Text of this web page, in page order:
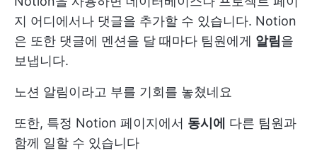
지 어디에서나 댓글을 추가할 수 있습니다. Notion
은 또한 댓글에 멘션을 달 때마다 팀원에게 알림을
보냅니다.
노션 알림이라고 부를 기회를 놓쳤네요
또한, 특정 Notion 페이지에서 동시에 다른 팀원과
함께 일할 수 있습니다